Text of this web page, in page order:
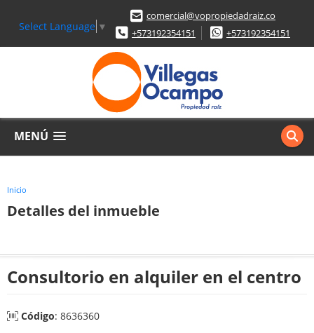
Select Language ▼
comercial@vopropiedadraiz.co
+573192354151
+573192354151
MENÚ
Inicio
Detalles del inmueble
Consultorio en alquiler en el centro
Código: 8636360